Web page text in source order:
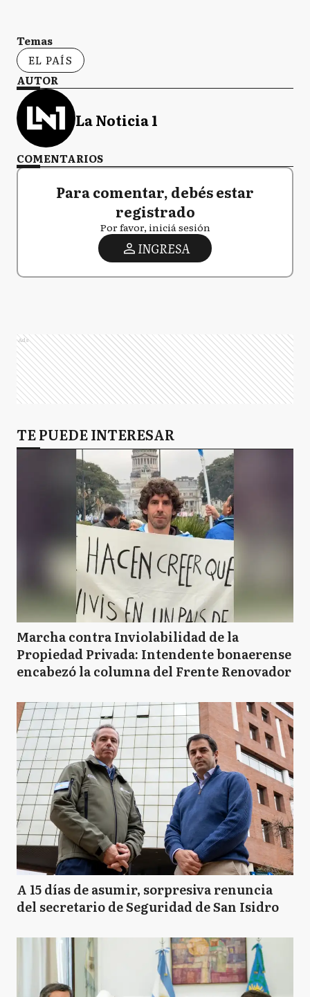
Temas
EL PAÍS
AUTOR
La Noticia 1
COMENTARIOS
Para comentar, debés estar
registrado
Por favor, iniciá sesión
INGRESA
Ads
TE PUEDE INTERESAR
Marcha contra Inviolabilidad de la
Propiedad Privada: Intendente bonaerense
encabezó la columna del Frente Renovador
A 15 días de asumir, sorpresiva renuncia
del secretario de Seguridad de San Isidro